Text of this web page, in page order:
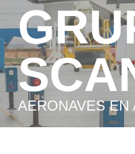
GRUPOS ELECTRÓGENOS DE
AERONAVES